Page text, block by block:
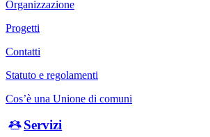
Organizzazione
Progetti
Contatti
Statuto e regolamenti
Cos’è una Unione di comuni
Servizi